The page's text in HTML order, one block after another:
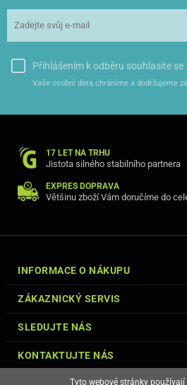
Přihlášením k odběru souhlasíte se
Vaše osobní data chráníme a dodržujeme
17 LET NA TRHU
Jistota silného stabilního partnera
EXPRES DOPRAVA
Většinu zboží Vám doručíme do
INFORMACE O NÁKUPU
ZÁKAZNICKÝ SERVIS
SLEDUJTE NÁS
KONTAKTUJTE NÁS
Tyto webové stránky používají